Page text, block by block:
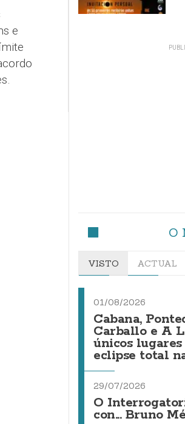
e
O
VISTO ACTUAL
01/08/2026
Cabana,
Carballo e A
únicos
eclipse total
29/07/2026
O
con... Bruno